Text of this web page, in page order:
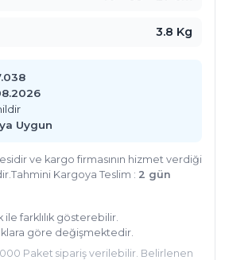
3.8 Kg
Uygun
ve kargo firmasının hizmet verdiği
Tahmini Kargoya Teslim : 2 gün
farklılık gösterebilir.
göre değişmektedir.
Paket sipariş verilebilir. Belirlenen